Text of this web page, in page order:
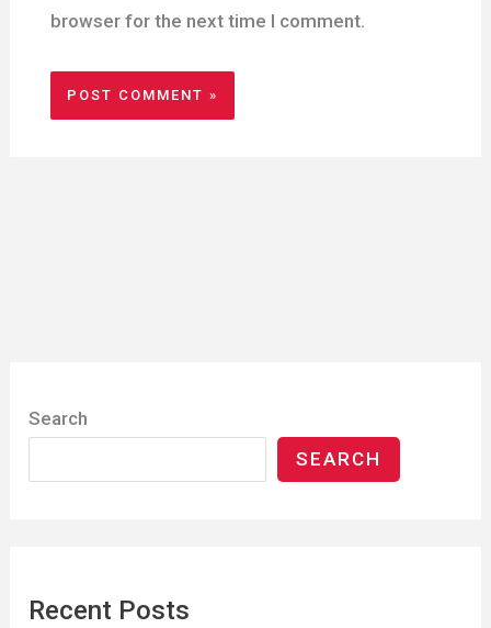
browser for the next time I comment.
Search
SEARCH
Recent Posts